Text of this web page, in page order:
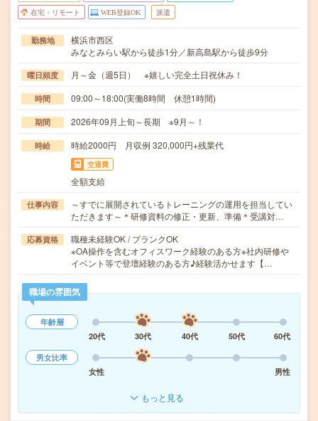
在宅・リモート WEB登録OK 派遣
勤務地
横浜市西区
みなとみらい駅から徒歩1分／新高島駅から徒歩9分
曜日頻度 月～金（週5日） ※嬉しい完全土日祝休み！
時間 09:00～18:00(実働8時間 休憩1時間)
期間 2026年09月上旬～長期 ※9月～！
時給 時給2000円 月収例 320,000円+残業代
交通費
全額支給
仕事内容
～すでに展開されているトレーニングの運用を担当してい
ただきます～＊研修資料の修正・更新、準備＊受講対…
応募資格
職種未経験OK / ブランクOK
※OA操作を含むオフィスワーク経験のある方※社内研修や
イベント等で登壇経験のある方♪経験活かせます【…
職場の雰囲気
年齢層
20代
30代 40代 50代
60代
男女比率
女性
男性
もっと見る